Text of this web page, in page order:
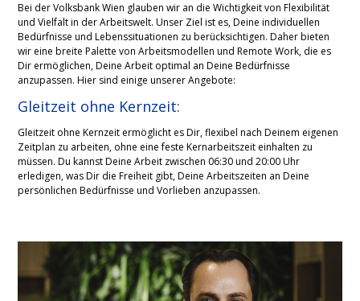
Bei der Volksbank Wien glauben wir an die Wichtigkeit von Flexibilität
und Vielfalt in der Arbeitswelt. Unser Ziel ist es, Deine individuellen
Bedürfnisse und Lebenssituationen zu berücksichtigen. Daher bieten
wir eine breite Palette von Arbeitsmodellen und Remote Work, die es
Dir ermöglichen, Deine Arbeit optimal an Deine Bedürfnisse
anzupassen. Hier sind einige unserer Angebote:
Gleitzeit ohne Kernzeit:
Gleitzeit ohne Kernzeit ermöglicht es Dir, flexibel nach Deinem eigenen
Zeitplan zu arbeiten, ohne eine feste Kernarbeitszeit einhalten zu
müssen. Du kannst Deine Arbeit zwischen 06:30 und 20:00 Uhr
erledigen, was Dir die Freiheit gibt, Deine Arbeitszeiten an Deine
persönlichen Bedürfnisse und Vorlieben anzupassen.